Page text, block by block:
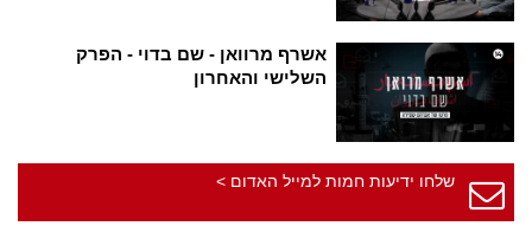
אשרף מרוואן - שם בדוי - הפרק
השלישי והאחרון
שלחו ידיעות חמות למייל האדום >